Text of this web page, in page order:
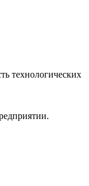
технологических